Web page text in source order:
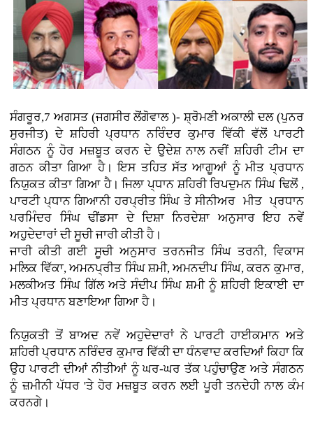
ਸੰਗਰੂਰ,7 ਅਗਸਤ (ਜਗਸੀਰ ਲੋਂਗੋਵਾਲ )- ਸ਼੍ਰੋਮਣੀ ਅਕਾਲੀ ਦਲ (ਪੁਨਰ
ਸੁਰਜੀਤ) ਦੇ ਸ਼ਹਿਰੀ ਪ੍ਰਧਾਨ ਨਰਿੰਦਰ ਕੁਮਾਰ ਵਿੱਕੀ ਵੱਲੋਂ ਪਾਰਟੀ
ਸੰਗਠਨ ਨੂੰ ਹੋਰ ਮਜ਼ਬੂਤ ਕਰਨ ਦੇ ਉਦੇਸ਼ ਨਾਲ ਨਵੀਂ ਸ਼ਹਿਰੀ ਟੀਮ ਦਾ
ਗਠਨ ਕੀਤਾ ਗਿਆ ਹੈ। ਇਸ ਤਹਿਤ ਸੱਤ ਆਗੂਆਂ ਨੂੰ ਮੀਤ ਪ੍ਰਧਾਨ
ਨਿਯੁਕਤ ਕੀਤਾ ਗਿਆ ਹੈ। ਜਿਲਾ ਪ੍ਧਾਨ ਸ਼ਹਿਰੀ ਰਿਪਦੁਮਨ ਸਿੰਘ ਢਿਲੋਂ ,
ਪਾਰਟੀ ਪ੍ਧਾਨ ਗਿਆਨੀ ਹਰਪ੍ਰੀਤ ਸਿੰਘ ਤੇ ਸੀਨੀਅਰ ਮੀਤ ਪ੍ਰਧਾਨ
ਪਰਮਿੰਦਰ ਸਿੰਘ ਢੀਂਡਸਾ ਦੇ ਦਿਸ਼ਾ ਨਿਰਦੇਸ਼ਾ ਅਨੁਸਾਰ ਇਹ ਨਵੇਂ
ਅਹੁਦੇਦਾਰਾਂ ਦੀ ਸੂਚੀ ਜਾਰੀ ਕੀਤੀ ਹੈ।
ਜਾਰੀ ਕੀਤੀ ਗਈ ਸੂਚੀ ਅਨੁਸਾਰ ਤਰਨਜੀਤ ਸਿੰਘ ਤਰਨੀ, ਵਿਕਾਸ
ਮਲਿਕ ਵਿੱਕਾ, ਅਮਨਪ੍ਰੀਤ ਸਿੰਘ ਸ਼ਮੀ, ਅਮਨਦੀਪ ਸਿੰਘ, ਕਰਨ ਕੁਮਾਰ,
ਮਲਕੀਅਤ ਸਿੰਘ ਗਿੱਲ ਅਤੇ ਸੰਦੀਪ ਸਿੰਘ ਸ਼ਮੀ ਨੂੰ ਸ਼ਹਿਰੀ ਇਕਾਈ ਦਾ
ਮੀਤ ਪ੍ਰਧਾਨ ਬਣਾਇਆ ਗਿਆ ਹੈ।
ਨਿਯੁਕਤੀ ਤੋਂ ਬਾਅਦ ਨਵੇਂ ਅਹੁਦੇਦਾਰਾਂ ਨੇ ਪਾਰਟੀ ਹਾਈਕਮਾਨ ਅਤੇ
ਸ਼ਹਿਰੀ ਪ੍ਰਧਾਨ ਨਰਿੰਦਰ ਕੁਮਾਰ ਵਿੱਕੀ ਦਾ ਧੰਨਵਾਦ ਕਰਦਿਆਂ ਕਿਹਾ ਕਿ
ਉਹ ਪਾਰਟੀ ਦੀਆਂ ਨੀਤੀਆਂ ਨੂੰ ਘਰ-ਘਰ ਤੱਕ ਪਹੁੰਚਾਉਣ ਅਤੇ ਸੰਗਠਨ
ਨੂੰ ਜ਼ਮੀਨੀ ਪੱਧਰ 'ਤੇ ਹੋਰ ਮਜ਼ਬੂਤ ਕਰਨ ਲਈ ਪੂਰੀ ਤਨਦੇਹੀ ਨਾਲ ਕੰਮ
ਕਰਨਗੇ।